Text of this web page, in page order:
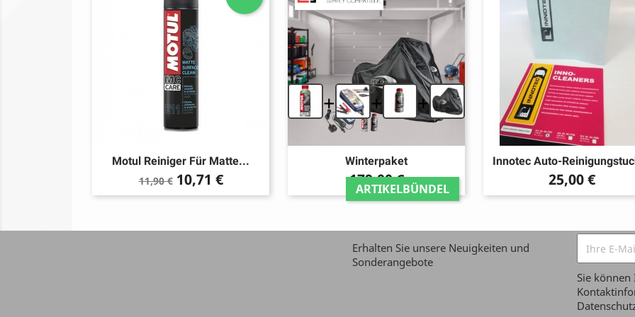
Motul Reiniger Für Matte...
Verkaufspreis
11,90 € Preis
10,71 €
+ + +
Winterpaket
Preis
179,00 €
ARTIKELBÜNDEL
Innotec Auto-
Preis
25,00 €
Erhalten Sie unsere Neuigkeiten und
Sonderangebote
Sie